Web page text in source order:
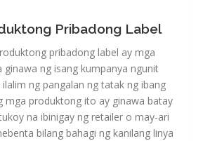
Pribadong Label
pribadong label ay mga
ginawa ng isang kumpanya ngunit
ng pangalan ng tatak ng ibang
mga produktong ito ay ginawa batay
na ibinigay ng retailer o may-ari
bilang bahagi ng kanilang linya